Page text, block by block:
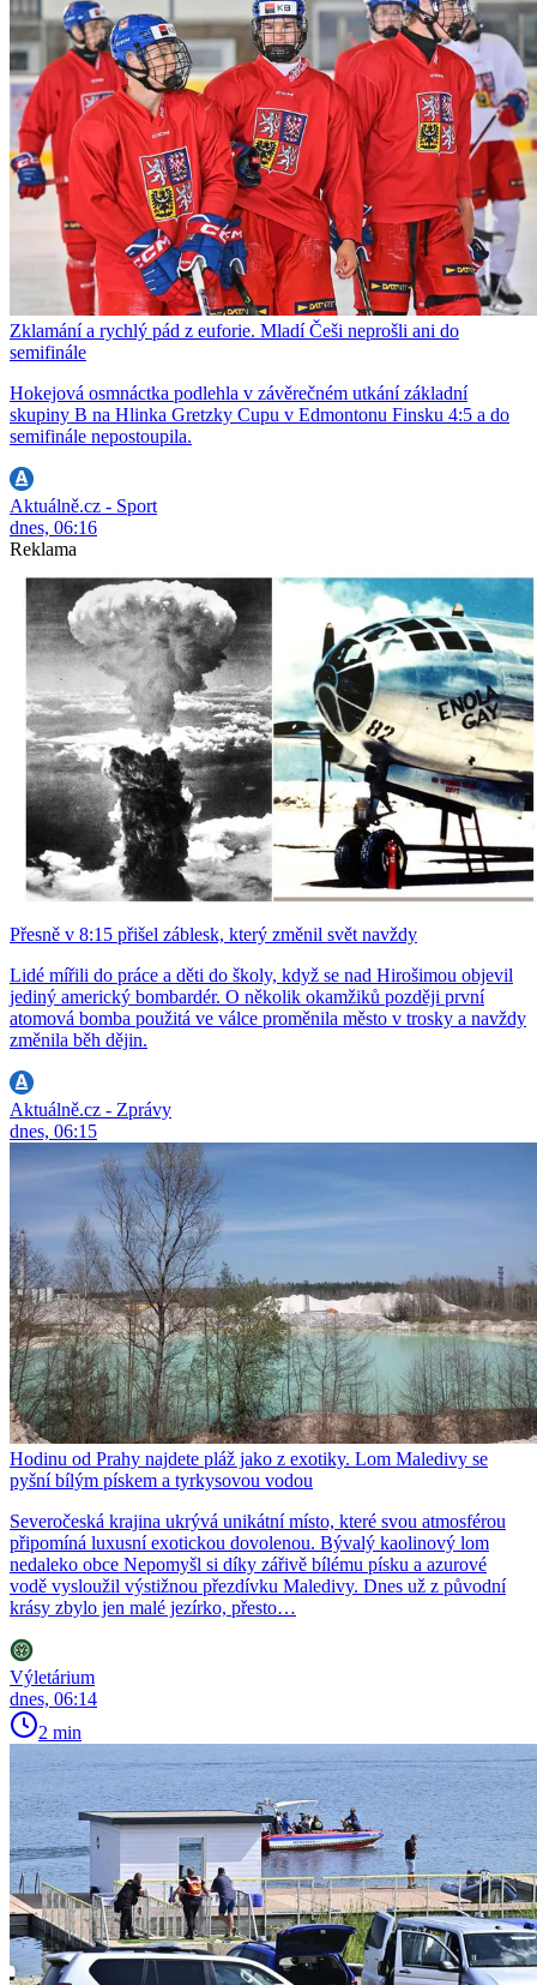
Zklamání a rychlý pád z euforie. Mladí Češi neprošli ani do
semifinále
Hokejová osmnáctka podlehla v závěrečném utkání základní
skupiny B na Hlinka Gretzky Cupu v Edmontonu Finsku 4:5 a do
semifinále nepostoupila.
Aktuálně.cz - Sport
dnes, 06:16
Reklama
Přesně v 8:15 přišel záblesk, který změnil svět navždy
Lidé mířili do práce a děti do školy, když se nad Hirošimou objevil
jediný americký bombardér. O několik okamžiků později první
atomová bomba použitá ve válce proměnila město v trosky a navždy
změnila běh dějin.
Aktuálně.cz - Zprávy
dnes, 06:15
Hodinu od Prahy najdete pláž jako z exotiky. Lom Maledivy se
pyšní bílým pískem a tyrkysovou vodou
Severočeská krajina ukrývá unikátní místo, které svou atmosférou
připomíná luxusní exotickou dovolenou. Bývalý kaolinový lom
nedaleko obce Nepomyšl si díky zářivě bílému písku a azurové
vodě vysloužil výstižnou přezdívku Maledivy. Dnes už z původní
krásy zbylo jen malé jezírko, přesto…
Výletárium
dnes, 06:14
2 min